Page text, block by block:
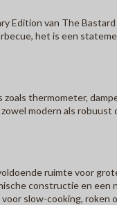
Edition van The
het is een
thermometer,
modern als robuust
ruimte voor
constructie en
slow-cooking, roken